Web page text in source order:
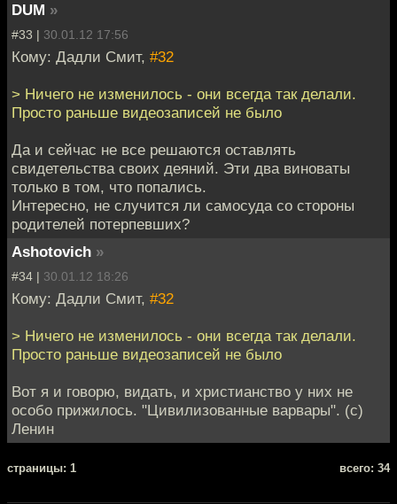
DUM »
#33 | 30.01.12 17:56
Кому: Дадли Смит, #32
> Ничего не изменилось - они всегда так делали.
Просто раньше видеозаписей не было
Да и сейчас не все решаются оставлять
свидетельства своих деяний. Эти два виноваты
только в том, что попались.
Интересно, не случится ли самосуда со стороны
родителей потерпевших?
Ashotovich »
#34 | 30.01.12 18:26
Кому: Дадли Смит, #32
> Ничего не изменилось - они всегда так делали.
Просто раньше видеозаписей не было
Вот я и говорю, видать, и христианство у них не
особо прижилось. "Цивилизованные варвары". (с)
Ленин
cтраницы: 1 всего: 34